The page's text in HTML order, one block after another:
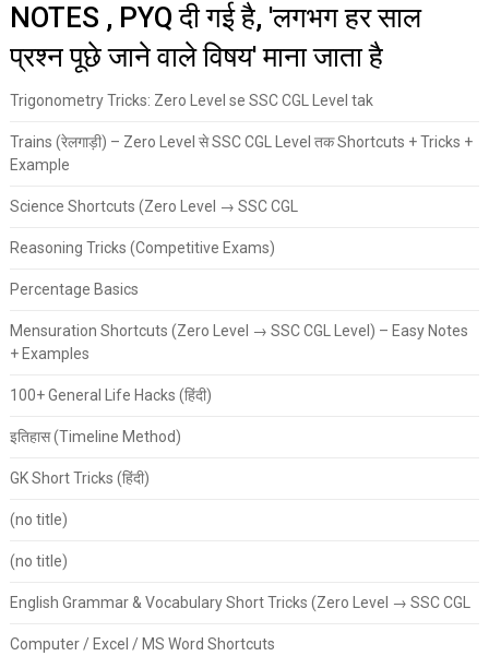
NOTES , PYQ दी गई है, 'लगभग हर साल
प्रश्न पूछे जाने वाले विषय' माना जाता है
Trigonometry Tricks: Zero Level se SSC CGL Level tak
Trains (रेलगाड़ी) – Zero Level से SSC CGL Level तक Shortcuts + Tricks +
Example
Science Shortcuts (Zero Level → SSC CGL
Reasoning Tricks (Competitive Exams)
Percentage Basics
Mensuration Shortcuts (Zero Level → SSC CGL Level) – Easy Notes
+ Examples
100+ General Life Hacks (हिंदी)
इतिहास (Timeline Method)
GK Short Tricks (हिंदी)
(no title)
(no title)
English Grammar & Vocabulary Short Tricks (Zero Level → SSC CGL
Computer / Excel / MS Word Shortcuts